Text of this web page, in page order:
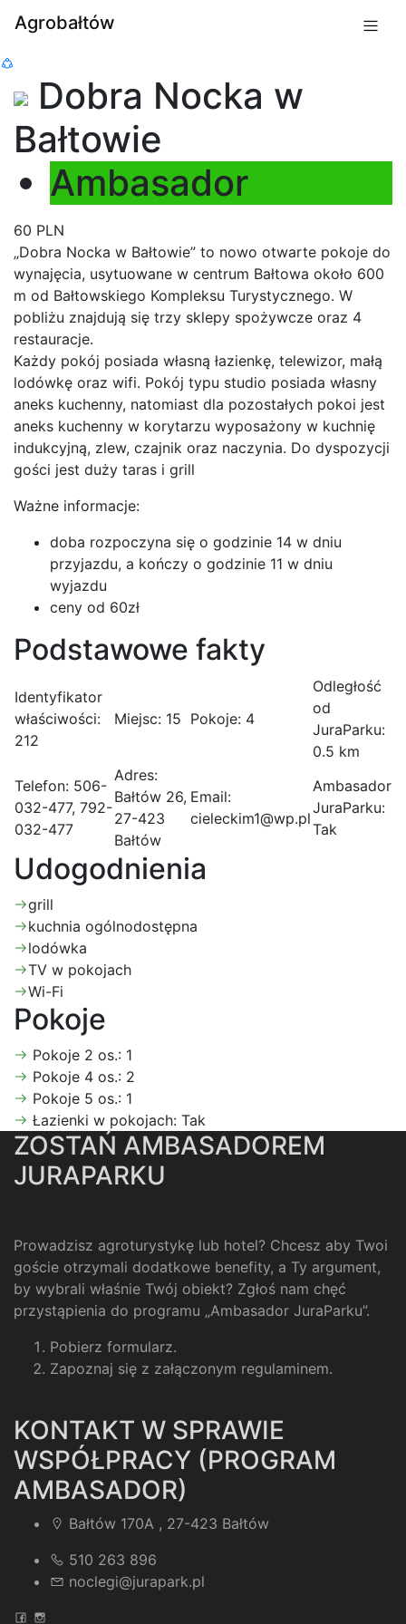
Agrobałtów
Dobra Nocka w
Bałtowie
Ambasador
60 PLN
„Dobra Nocka w Bałtowie” to nowo otwarte pokoje do
wynajęcia, usytuowane w centrum Bałtowa około 600
m od Bałtowskiego Kompleksu Turystycznego. W
pobliżu znajdują się trzy sklepy spożywcze oraz 4
restauracje.
Każdy pokój posiada własną łazienkę, telewizor, małą
lodówkę oraz wifi. Pokój typu studio posiada własny
aneks kuchenny, natomiast dla pozostałych pokoi jest
aneks kuchenny w korytarzu wyposażony w kuchnię
indukcyjną, zlew, czajnik oraz naczynia. Do dyspozycji
gości jest duży taras i grill
Ważne informacje:
doba rozpoczyna się o godzinie 14 w dniu
przyjazdu, a kończy o godzinie 11 w dniu
wyjazdu
ceny od 60zł
Podstawowe fakty
Identyfikator
właściwości:
212
Miejsc: 15 Pokoje: 4
Odległość
od
JuraParku:
0.5 km
Telefon: 506-
032-477, 792-
032-477
Adres:
Bałtów 26,
27-423
Bałtów
Email:
cieleckim1@wp.pl
Ambasador
JuraParku:
Tak
Udogodnienia
grill
kuchnia ogólnodostępna
lodówka
TV w pokojach
Wi-Fi
Pokoje
Pokoje 2 os.: 1
Pokoje 4 os.: 2
Pokoje 5 os.: 1
Łazienki w pokojach: Tak
ZOSTAŃ AMBASADOREM
JURAPARKU
Prowadzisz agroturystykę lub hotel? Chcesz aby Twoi
goście otrzymali dodatkowe benefity, a Ty argument,
by wybrali właśnie Twój obiekt? Zgłoś nam chęć
przystąpienia do programu „Ambasador JuraParku”.
Pobierz formularz.
Zapoznaj się z załączonym regulaminem.
KONTAKT W SPRAWIE
WSPÓŁPRACY (PROGRAM
AMBASADOR)
Bałtów 170A , 27-423 Bałtów
510 263 896
noclegi@jurapark.pl